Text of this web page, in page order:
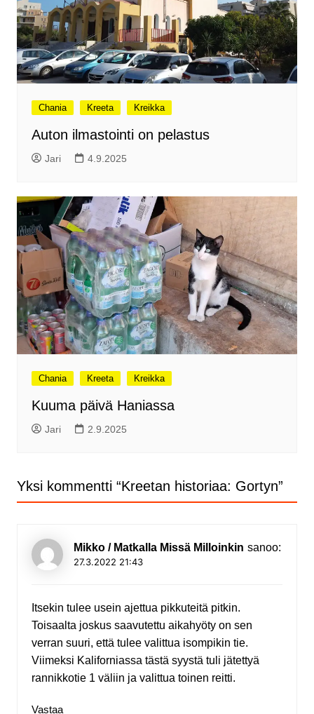
Chania Kreeta Kreikka
Auton ilmastointi on pelastus
Jari 4.9.2025
Chania Kreeta Kreikka
Kuuma päivä Haniassa
Jari 2.9.2025
Yksi kommentti “Kreetan historiaa: Gortyn”
Mikko / Matkalla Missä Milloinkin sanoo:
27.3.2022 21:43
Itsekin tulee usein ajettua pikkuteitä pitkin.
Toisaalta joskus saavutettu aikahyöty on sen
verran suuri, että tulee valittua isompikin tie.
Viimeksi Kaliforniassa tästä syystä tuli jätettyä
rannikkotie 1 väliin ja valittua toinen reitti.
Vastaa